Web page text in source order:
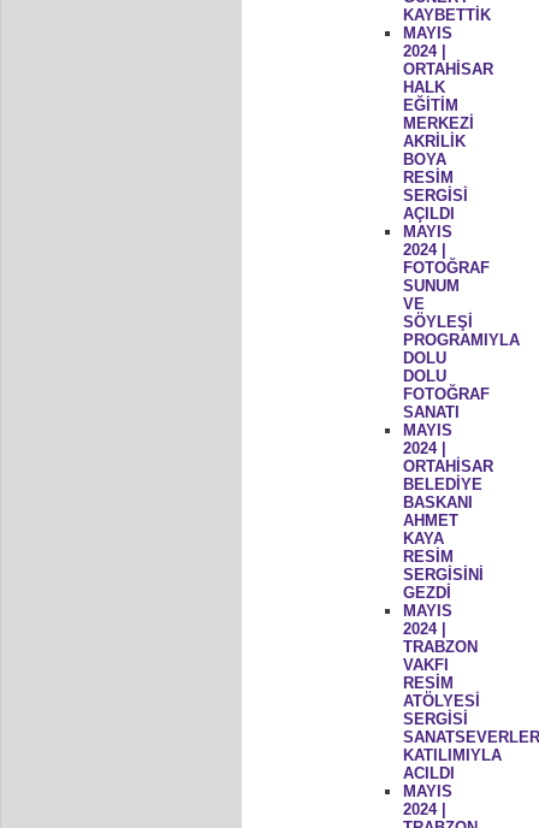
KAYBETTİK
MAYIS
2024 |
ORTAHİSAR
HALK
EĞİTİM
MERKEZİ
AKRİLİK
BOYA
RESİM
SERGİSİ
AÇILDI
MAYIS
2024 |
FOTOĞRAF
SUNUM
VE
SÖYLEŞİ
PROGRAMIYLA
DOLU
DOLU
FOTOĞRAF
SANATI
MAYIS
2024 |
ORTAHİSAR
BELEDİYE
BASKANI
AHMET
KAYA
RESİM
SERGİSİNİ
GEZDİ
MAYIS
2024 |
TRABZON
VAKFI
RESİM
ATÖLYESİ
SERGİSİ
KATILIMIYLA
ACILDI
MAYIS
2024 |